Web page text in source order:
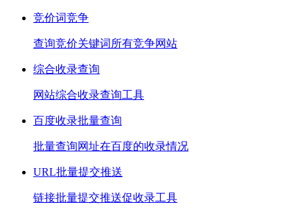
竞价词竞争
查询竞价关键词所有竞争网站
综合收录查询
网站综合收录查询工具
百度收录批量查询
批量查询网址在百度的收录情况
URL批量提交推送
链接批量提交推送促收录工具